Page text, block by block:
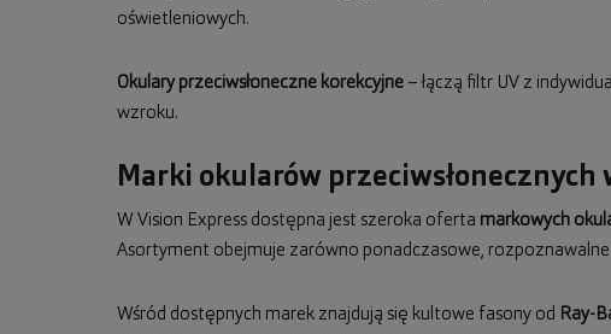
oświetleniowych.
Okulary przeciwsłoneczne korekcyjne – łączą filtr UV z
wzroku.
Marki okularów przeciwsłonecznych
W Vision Express dostępna jest szeroka oferta markowych
Asortyment obejmuje zarówno ponadczasowe,
Wśród dostępnych marek znajdują się kultowe fasony od Ray-